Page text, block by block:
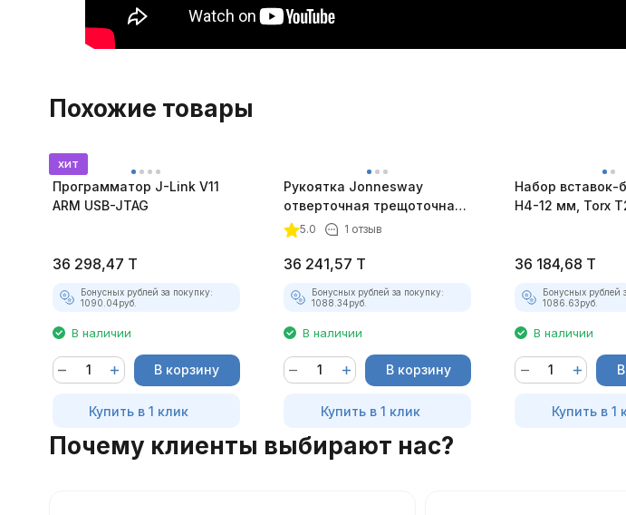
Похожие товары
хит
Программатор J-Link V11
ARM USB-JTAG
36 298,47 T
Бонусных рублей за покупку:
1090.04руб.
В наличии
В корзину
Купить в 1 клик
Рукоятка Jonnesway
отверточная трещоточная
в наборе, 52 предмета
5.0 1 отзыв
36 241,57 T
Бонусных рублей за покупку:
1088.34руб.
В наличии
В корзину
Купить в 1 клик
Набор вставок-
H4-12 мм, Torx
36 184,68 T
Бонусных рублей
1086.63руб.
В наличии
Купить в 1
Почему клиенты выбирают нас?